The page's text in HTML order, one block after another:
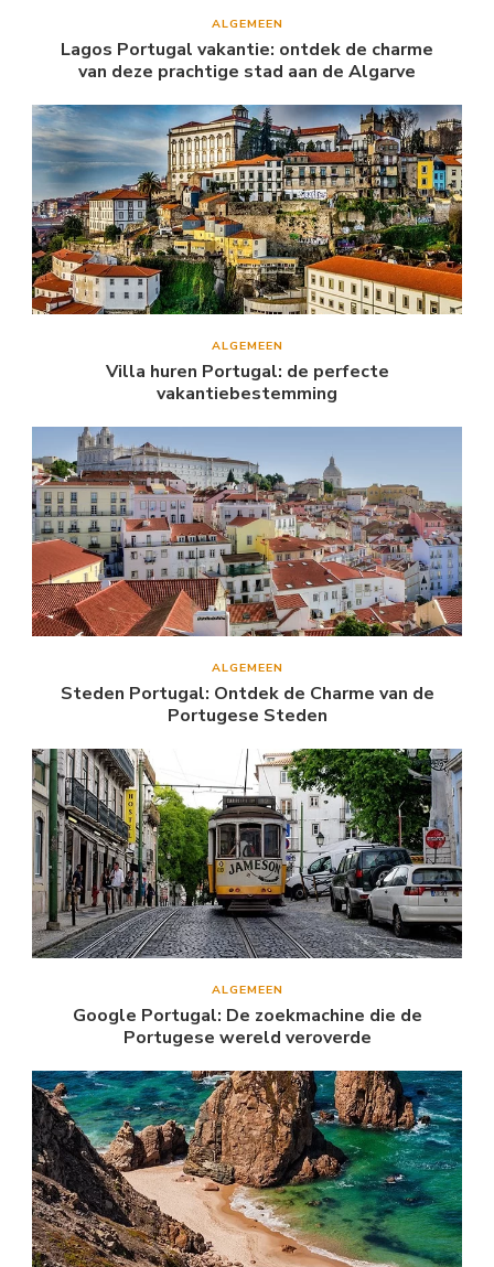
ALGEMEEN
Lagos Portugal vakantie: ontdek de charme
van deze prachtige stad aan de Algarve
ALGEMEEN
Villa huren Portugal: de perfecte
vakantiebestemming
ALGEMEEN
Steden Portugal: Ontdek de Charme van de
Portugese Steden
ALGEMEEN
Google Portugal: De zoekmachine die de
Portugese wereld veroverde